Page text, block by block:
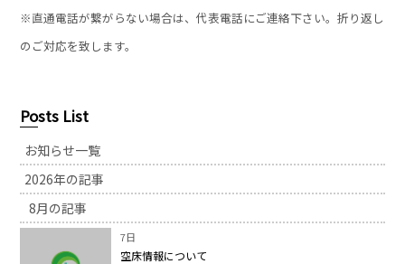
※直通電話が繋がらない場合は、代表電話にご連絡下さい。折り返し
のご対応を致します。
Posts List
お知らせ一覧
2026年の記事
8月の記事
7日
空床情報について